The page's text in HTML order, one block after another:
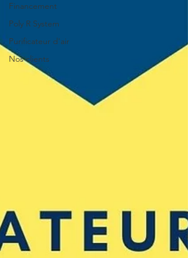
Financement
Poly R System
Purificateur d'air
Nos clients